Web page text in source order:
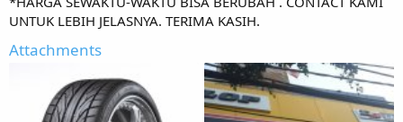
UNTUK LEBIH JELASNYA. TERIMA KASIH.
Attachments